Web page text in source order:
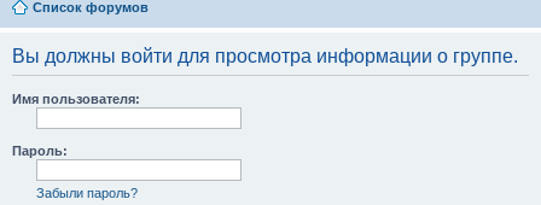
Список форумов
Вы должны войти для просмотра информации о группе.
Имя пользователя:
Пароль:
Забыли пароль?